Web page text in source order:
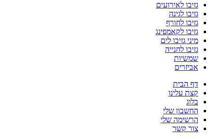
גזיבו לאירועים
גזיבו לגינה
גזיבו לחורף
גזיבו לקאמפינג
מיני גזיבו לים
גזיבו לחנייה
שמשיות
אביזרים
דף הבית
קצת עלינו
בלוג
החשבון שלי
הרשימה שלי
צור קשר